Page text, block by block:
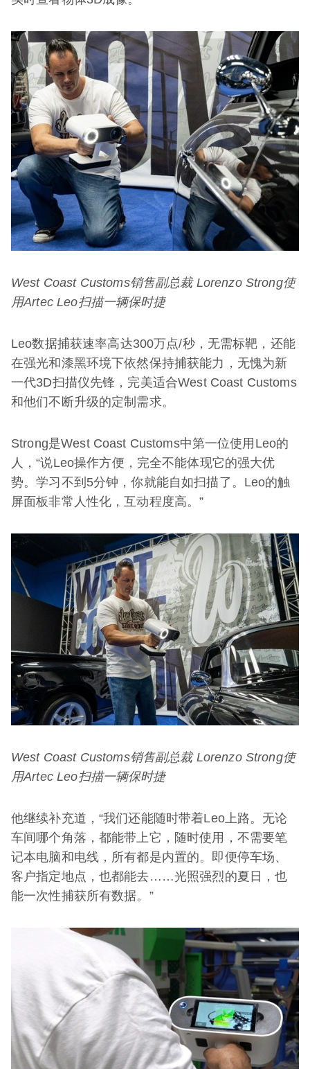
West Coast Customs销售副总裁Lorenzo Strong使
用Artec Leo扫描一辆保时捷
Leo数据捕获速率高达300万点/秒，无需标靶，还能
在强光和漆黑环境下依然保持捕获能力，无愧为新
一代3D扫描仪先锋，完美适合West Coast Customs
和他们不断升级的定制需求。
Strong是West Coast Customs中第一位使用Leo的
人，“说Leo操作方便，完全不能体现它的强大优
势。学习不到5分钟，你就能自如扫描了。Leo的触
屏面板非常人性化，互动程度高。”
West Coast Customs销售副总裁Lorenzo Strong使
用Artec Leo扫描一辆保时捷
他继续补充道，“我们还能随时带着Leo上路。无论
车间哪个角落，都能带上它，随时使用，不需要笔
记本电脑和电线，所有都是内置的。即便停车场、
客户指定地点，也都能去……光照强烈的夏日，也
能一次性捕获所有数据。”